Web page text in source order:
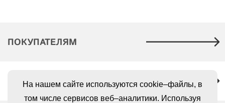
ПОКУПАТЕЛЯМ
КАРЬЕРА
На нашем сайте используются cookie–файлы, в
том числе сервисов веб–аналитики. Используя